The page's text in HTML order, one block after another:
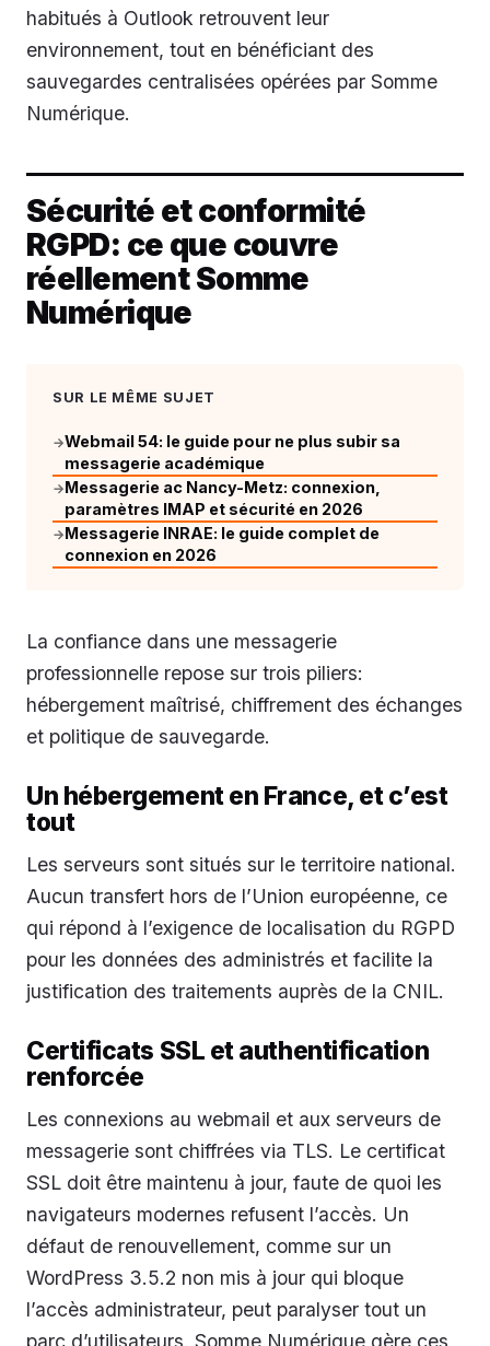
habitués à Outlook retrouvent leur
environnement, tout en bénéficiant des
sauvegardes centralisées opérées par Somme
Numérique.
Sécurité et conformité
RGPD: ce que couvre
réellement Somme
Numérique
SUR LE MÊME SUJET
→Webmail 54: le guide pour ne plus subir sa
messagerie académique
→Messagerie ac Nancy-Metz: connexion,
paramètres IMAP et sécurité en 2026
→Messagerie INRAE: le guide complet de
connexion en 2026
La confiance dans une messagerie
professionnelle repose sur trois piliers:
hébergement maîtrisé, chiffrement des échanges
et politique de sauvegarde.
Un hébergement en France, et c’est
tout
Les serveurs sont situés sur le territoire national.
Aucun transfert hors de l’Union européenne, ce
qui répond à l’exigence de localisation du RGPD
pour les données des administrés et facilite la
justification des traitements auprès de la CNIL.
Certificats SSL et authentification
renforcée
Les connexions au webmail et aux serveurs de
messagerie sont chiffrées via TLS. Le certificat
SSL doit être maintenu à jour, faute de quoi les
navigateurs modernes refusent l’accès. Un
défaut de renouvellement, comme sur un
WordPress 3.5.2 non mis à jour qui bloque
l’accès administrateur, peut paralyser tout un
parc d’utilisateurs. Somme Numérique gère ces